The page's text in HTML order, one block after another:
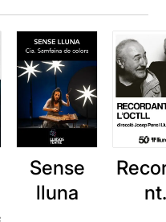
Sense
lluna
nt